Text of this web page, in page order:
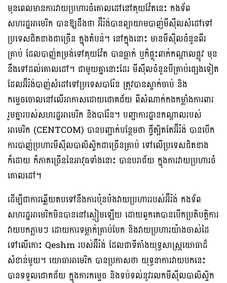
មុនពេលមានការវាយប្រហារចំគោលដៅនៅគុយវ៉ែតនេះ កងទ័ព
សហរដ្ឋអាមេរិក បានឱ្យដឹងថា អ៊ីរ៉ង់បានព្យាយាមបាញ់មីស៊ីលសំដៅទៅ
ប្រទេសជិតខាងជាច្រើន ក្នុងតំបន់។ នៅក្នុងនោះ មាន​មីស៊ីលចំនួនពីរ
គ្រាប់ ដែលបាញ់តម្រង់ទៅ​គុយវ៉ែត បានធ្លាក់ ឬក៏ផ្ទុះ​ពាក់កណ្តាលផ្លូវ មុន
នឹងទៅ​ដល់គោលដៅ។ ជាមួយគ្នានោះដែរ មីស៊ីលចំនួនបីគ្រាប់ផ្សេងទៀត
ដែលអ៊ីរ៉ង់បាញ់សំដៅទៅប្រទេសបារ៉ែន ត្រូវបានស្ទាក់ចាប់ និង
កម្ទេចចោលនៅលើអាកាសដោយជោគជ័យ ពីសំណាក់កងកម្លាំងការពារ
រួមគ្នារបស់សហរដ្ឋអាមេរិក និងបារ៉ែន។ បញ្ជាការដ្ឋានកណ្តាលរបស់
អាមេរិក (CENTCOM) បានបញ្ជាក់បន្ថែមថា ថ្វីត្បិតតែអ៊ីរ៉ង់ បានបើក
ការបាញ់ប្រហារមីស៊ីលបាលិស្ទិកជាច្រើនគ្រាប់ ទៅលើប្រទេសជិតខាង
ក៏ដោយ ក៏​ភាគច្រើននៃអាវុធទាំងនោះ បានបរាជ័យ ក្នុងការវាយប្រហារចំ
គោលដៅ។
ដើម្បីជាការឆ្លើយតបទៅនឹងការប៉ុនប៉ងវាយប្រហាររបស់អ៊ីរ៉ង់ កងទ័ព
សហរដ្ឋអាមេរិកមិនបាននៅស្ងៀមឡើយ ដោយពួកគេបានបើកប្រតិបត្តិការ
វាយបកភ្លាមៗ ដោយការទម្លាក់គ្រាប់បែក និងវាយប្រហារយ៉ាងចាស់ដៃ
ទៅលើកោះ Qeshm របស់អ៊ីរ៉ង់ ដែលជាទីតាំងយុទ្ធសាស្ត្រយោធាដ៏
សំខាន់មួយ។ យោធាអាមេរិក បានប្រកាសថា យុទ្ធនាការវាយបកនេះ
បានទទួលជោគជ័យ ក្នុងការកម្ទេច និងទប់ទល់នូវរលកមីស៊ីលបាលិស្ទិក